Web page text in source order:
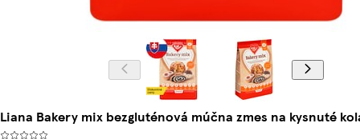
Liana Bakery mix bezgluténová múčna zmes na kysnuté